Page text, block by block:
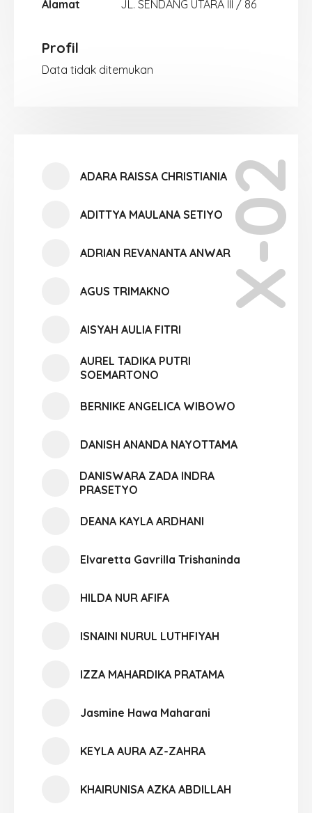
Alamat JL. SENDANG UTARA III / 86
Profil
Data tidak ditemukan
X-02
ADARA RAISSA CHRISTIANIA
ADITTYA MAULANA SETIYO
ADRIAN REVANANTA ANWAR
AGUS TRIMAKNO
AISYAH AULIA FITRI
AUREL TADIKA PUTRI
SOEMARTONO
BERNIKE ANGELICA WIBOWO
DANISH ANANDA NAYOTTAMA
DANISWARA ZADA INDRA
PRASETYO
DEANA KAYLA ARDHANI
Elvaretta Gavrilla Trishaninda
HILDA NUR AFIFA
ISNAINI NURUL LUTHFIYAH
IZZA MAHARDIKA PRATAMA
Jasmine Hawa Maharani
KEYLA AURA AZ-ZAHRA
KHAIRUNISA AZKA ABDILLAH